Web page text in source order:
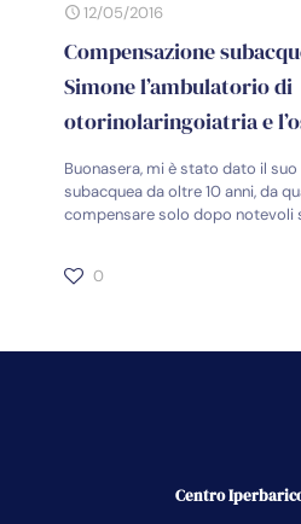
12/05/2016
Compensazione
Simone l’ambulatorio di
otorinolaringoiatria e
Buonasera, mi è stato dato il
subacquea da oltre 10 anni, da
compensare solo dopo notevoli
0
Centro